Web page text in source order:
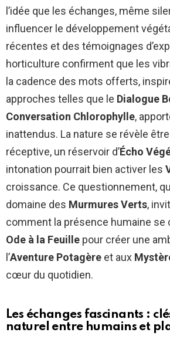
l’idée que les échanges, même
influencer le développement
récentes et des témoignages
horticulture confirment que les
la cadence des mots offerts,
approches telles que le Dialogue
Conversation Chlorophylle,
inattendus. La nature se révèle
réceptive, un réservoir d’Écho
intonation pourrait bien activer les
croissance. Ce questionnement,
domaine des Murmures Verts,
comment la présence humaine se
Ode à la Feuille pour créer une
l’Aventure Potagère et aux
cœur du quotidien.
Les échanges fascinants :
naturel entre humains et